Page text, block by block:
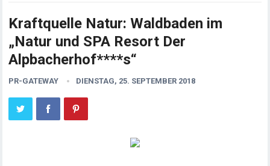
Kraftquelle Natur: Waldbaden im
„Natur und SPA Resort Der
Alpbacherhof****s“
PR-GATEWAY DIENSTAG, 25. SEPTEMBER 2018